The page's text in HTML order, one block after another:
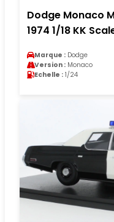
Dodge Monaco
1974 1/18 KK
Marque : Dodge
Version : Monaco
Echelle : 1/24